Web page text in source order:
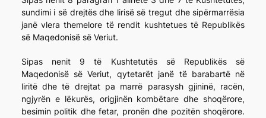
sundimi i së drejtës dhe lirisë së tregut dhe sipërmarrësia
janë vlera themelore të rendit kushtetues të Republikës
së Maqedonisë së Veriut.
Sipas nenit 9 të Kushtetutës së Republikës së
Maqedonisë së Veriut, qytetarët janë të barabartë në
liritë dhe të drejtat pa marrë parasysh gjininë, racën,
ngjyrën e lëkurës, origjinën kombëtare dhe shoqërore,
besimin politik dhe fetar, pronën dhe pozitën shoqërore.